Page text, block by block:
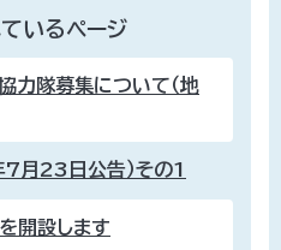
いるページ
力隊募集について（地
7月23日公告）その1
開設します